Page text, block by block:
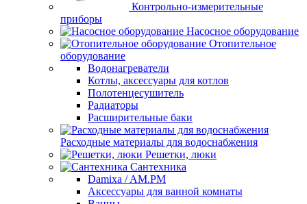
Контрольно-измерительные
приборы
Насосное оборудование
Отопительное
оборудование
Водонагреватели
Котлы, аксессуары для котлов
Полотенцесушитель
Радиаторы
Расширительные баки
Расходные материалы для водоснабжения
Решетки, люки
Сантехника
Damixa / AM.PM
Аксессуары для ванной комнаты